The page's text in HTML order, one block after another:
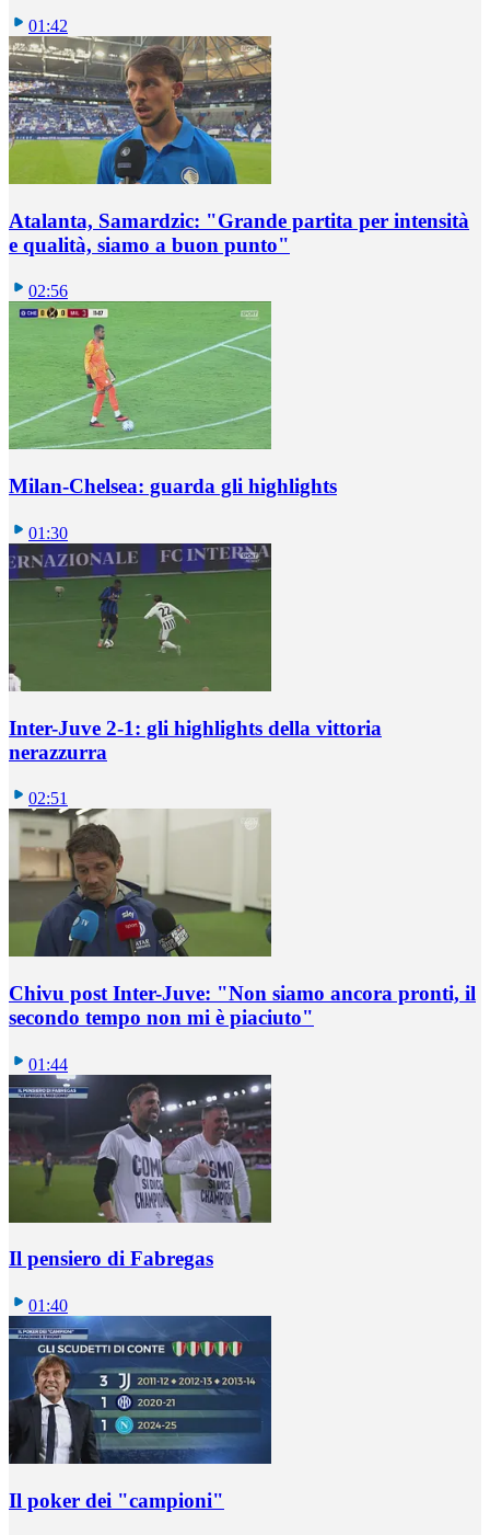
01:42
Atalanta, Samardzic: "Grande partita per intensità
e qualità, siamo a buon punto"
02:56
Milan-Chelsea: guarda gli highlights
01:30
Inter-Juve 2-1: gli highlights della vittoria
nerazzurra
02:51
Chivu post Inter-Juve: "Non siamo ancora pronti, il
secondo tempo non mi è piaciuto"
01:44
Il pensiero di Fabregas
01:40
Il poker dei "campioni"